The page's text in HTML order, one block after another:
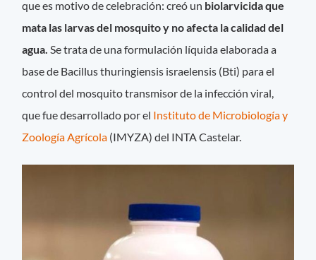
que es motivo de celebración: creó un biolarvicida que
mata las larvas del mosquito y no afecta la calidad del
agua.Se trata de una formulación líquida elaborada a
base de Bacillus thuringiensis israelensis (Bti) para el
control del mosquito transmisor de la infección viral,
que fue desarrollado por el Instituto de Microbiología y
Zoología Agrícola (IMYZA) del INTA Castelar.